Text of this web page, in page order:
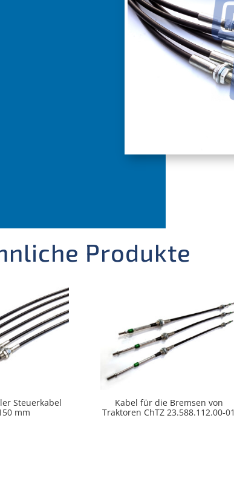
Produkte
Steuerkabel
mm
Kabel für die Bremsen von
Traktoren ChTZ 23.588.112.00-01